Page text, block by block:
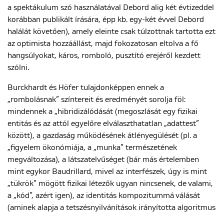
a spektákulum szó használatával Debord alig két évtizeddel
korábban publikált írására, épp kb. egy-két évvel Debord
halálát követően), amely eleinte csak túlzottnak tartotta ezt
az optimista hozzáállást, majd fokozatosan eltolva a fő
hangsúlyokat, káros, romboló, pusztító erejéről kezdett
szólni.
Burckhardt és Höfer tulajdonképpen ennek a
„rombolásnak” színtereit és eredményét sorolja föl:
mindennek a „hibridizálódását (megoszlását egy fizikai
entitás és az attól egyelőre elválaszthatatlan „adattest”
között), a gazdaság működésének átlényegülését (pl. a
„figyelem ökonómiája, a „munka” természetének
megváltozása), a látszatelvűséget (bár más értelemben
mint egykor Baudrillard, mivel az interfészek, úgy is mint
„tükrök” mögött fizikai létezők ugyan nincsenek, de valami,
a „kód”, azért igen), az identitás kompozitummá válását
(aminek alapja a tetszésnyilvánítások irányította algoritmus